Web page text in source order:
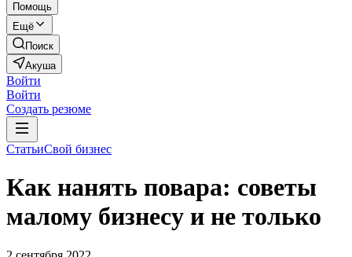
Помощь
Ещё
Поиск
Акуша
Войти
Войти
Создать резюме
СтатьиСвой бизнес
Как нанять повара: советы
малому бизнесу и не только